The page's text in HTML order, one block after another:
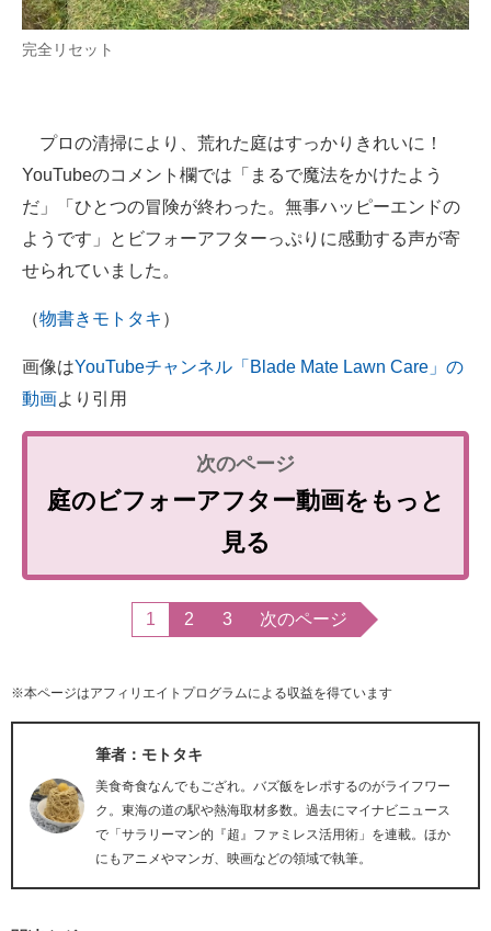
完全リセット
プロの清掃により、荒れた庭はすっかりきれいに！
YouTubeのコメント欄では「まるで魔法をかけたよう
だ」「ひとつの冒険が終わった。無事ハッピーエンドの
ようです」とビフォーアフターっぷりに感動する声が寄
せられていました。
（物書きモトタキ ）
画像はYouTubeチャンネル「Blade Mate Lawn Care」の
動画より引用
庭のビフォーアフター動画をもっと
見る
1 2 3 次のページ
※本ページはアフィリエイトプログラムによる収益を得ています
筆者：モトタキ
美食奇食なんでもござれ。バズ飯をレポするのがライフワー
ク。東海の道の駅や熱海取材多数。過去にマイナビニュース
で「サラリーマン的『超』ファミレス活用術」を連載。ほか
にもアニメやマンガ、映画などの領域で執筆。